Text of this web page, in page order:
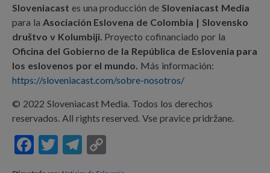
Sloveniacast es una producción de Sloveniacast Media
para la Asociación Eslovena de Colombia | Slovensko
društvo v Kolumbiji. Proyecto cofinanciado por la
Oficina del Gobierno de la República de Eslovenia para
los eslovenos por el mundo. Más información:
https://sloveniacast.com/sobre-nosotros/
© 2022 Sloveniacast Media. Todos los derechos
reservados. All rights reserved. Vse pravice pridržane.
F
T
T